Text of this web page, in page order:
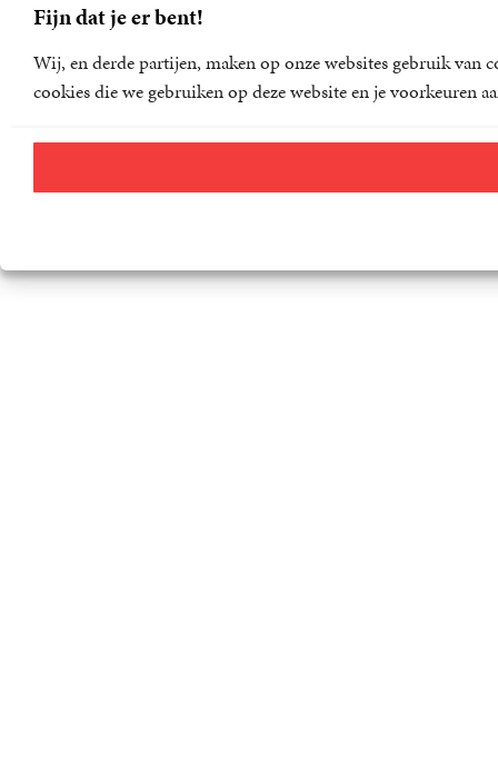
Fijn dat je er bent!
Wij, en derde partijen, maken op onze websites gebruik van
cookies die we gebruiken op deze website en je voorkeuren